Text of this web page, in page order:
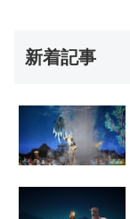
新着記事